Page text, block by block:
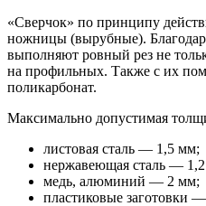
«Сверчок» по принципу
ножницы (вырубные).
выполняют ровный рез не
на профильных. Также с их
поликарбонат.
Максимально допустимая
листовая сталь — 1,5 мм;
нержавеющая сталь —
медь, алюминий — 2 мм;
пластиковые заготовки